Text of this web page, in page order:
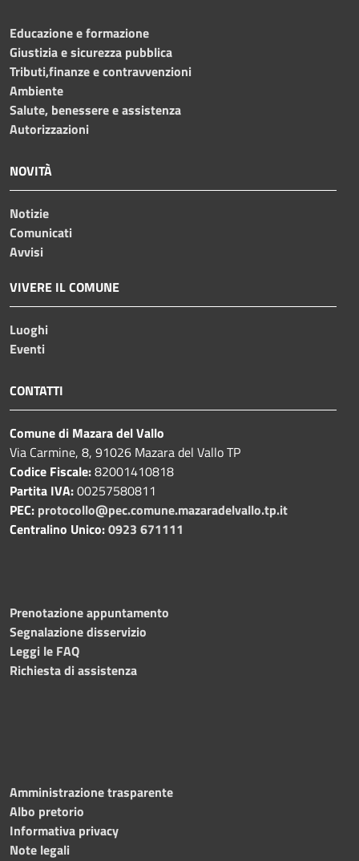
Educazione e formazione
Giustizia e sicurezza pubblica
Tributi,finanze e contravvenzioni
Ambiente
Salute, benessere e assistenza
Autorizzazioni
NOVITÀ
Notizie
Comunicati
Avvisi
VIVERE IL COMUNE
Luoghi
Eventi
CONTATTI
Comune di Mazara del Vallo
Via Carmine, 8, 91026 Mazara del Vallo TP
Codice Fiscale:82001410818
Partita IVA:00257580811
PEC: protocollo@pec.comune.mazaradelvallo.tp.it
Centralino Unico:0923 671111
Prenotazione appuntamento
Segnalazione disservizio
Leggi le FAQ
Richiesta di assistenza
Amministrazione trasparente
Albo pretorio
Informativa privacy
Note legali